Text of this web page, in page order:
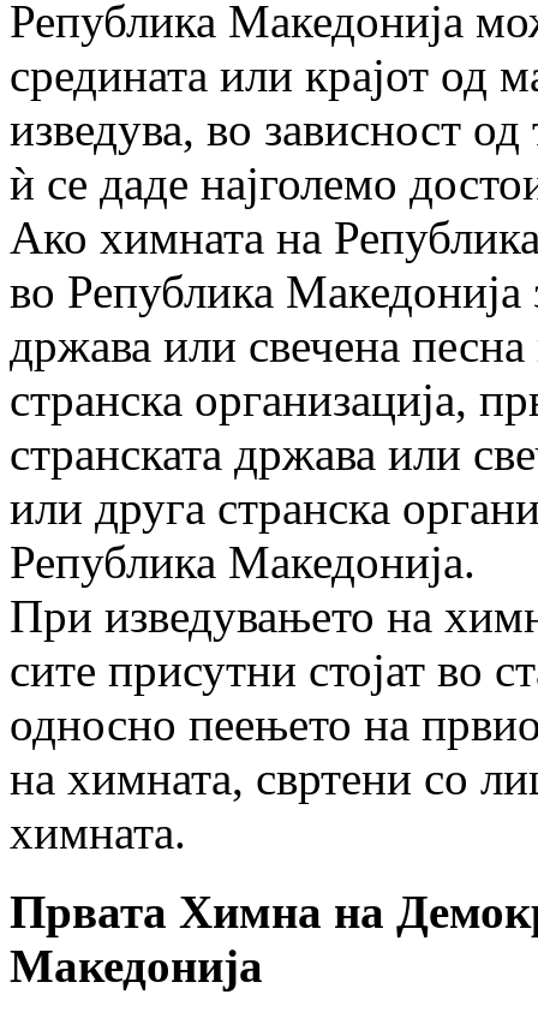
Република Македонија
средината или крајот од
изведува, во зависност
ѝ се даде најголемо
Ако химната на
во Република Македонија
држава или свечена
странска организација,
странската држава или
или друга странска
Република Македонија.
При изведувањето на
сите присутни стојат во
односно пеењето на
на химната, свртени со
химната.
Првата Химна на
Македонија